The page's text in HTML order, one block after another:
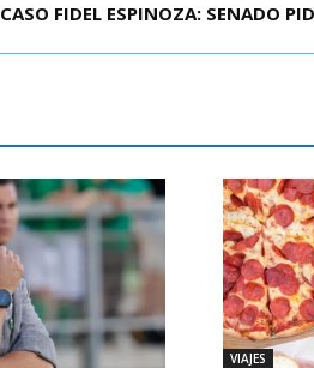
TC ADMITE A TRÁMITE Y DECLARA
VIAJES